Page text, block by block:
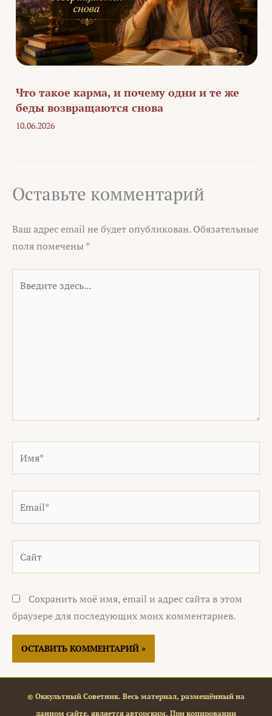
Что такое карма, и почему одни и те же
беды возвращаются снова
10.06.2026
Оставьте комментарий
Ваш адрес email не будет опубликован. Обязательные
поля помечены *
здесь...
Сохранить моё имя, email и адрес сайта в этом
браузере для последующих моих комментариев.
© Оккультный Советник. Весь материал, размещённый на
данном сайте, является авторским. При копировании